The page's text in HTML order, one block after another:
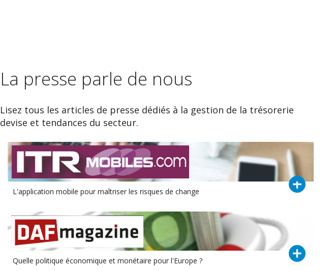
La presse parle de nous
Lisez tous les articles de presse dédiés à la gestion de la trésorerie
devise et tendances du secteur.
L'application mobile pour maîtriser les risques de change
Quelle politique économique et monétaire pour l'Europe ?